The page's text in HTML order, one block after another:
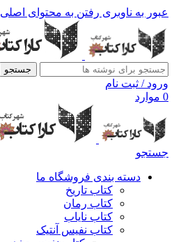
عبور به ناوبری رفتن به محتوای اصلی
جستجو
ورود / ثبت نام
0 موارد
جستجو
دسته بندی فروشگاه ما
کتاب تاریخ
کتاب رمان
کتاب نایاب
کتاب نفیس آنتیک